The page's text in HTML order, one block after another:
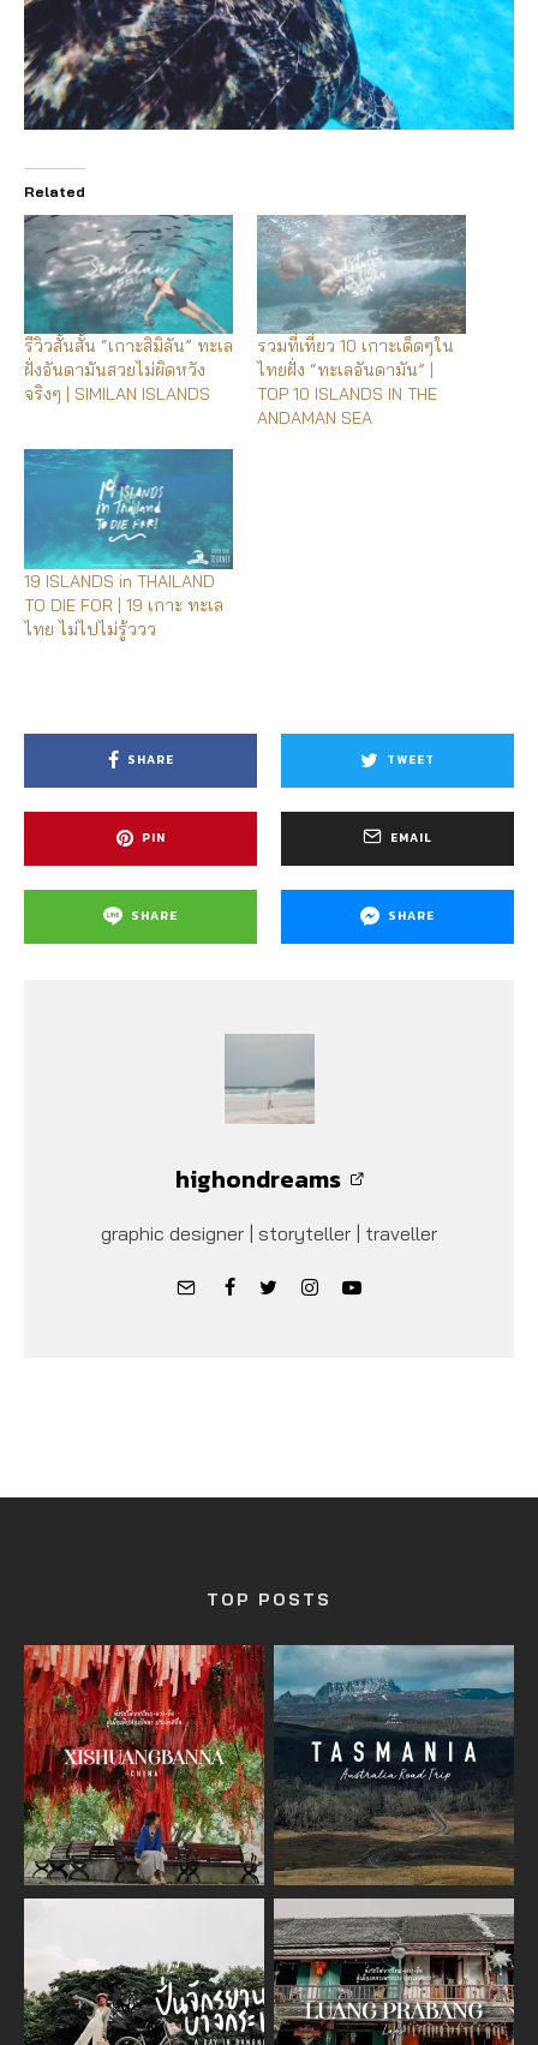
Related
รีวิวสั้นสั้น “เกาะสิมิลัน” ทะเล
ฝั่งอันดามันสวยไม่ผิดหวัง
จริงๆ | SIMILAN ISLANDS
รวมที่เที่ยว 10 เกาะเด็ดๆใน
ไทยฝั่ง “ทะเลอันดามัน” |
TOP 10 ISLANDS IN THE
ANDAMAN SEA
19 ISLANDS in THAILAND
TO DIE FOR | 19 เกาะ ทะเล
ไทย ไม่ไปไม่รู้ววว
SHARE TWEET
PIN EMAIL
SHARE SHARE
highondreams
graphic designer | storyteller | traveller
TOP POSTS